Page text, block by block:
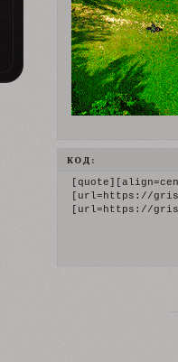
КОД:
[url=https://
[url=https://